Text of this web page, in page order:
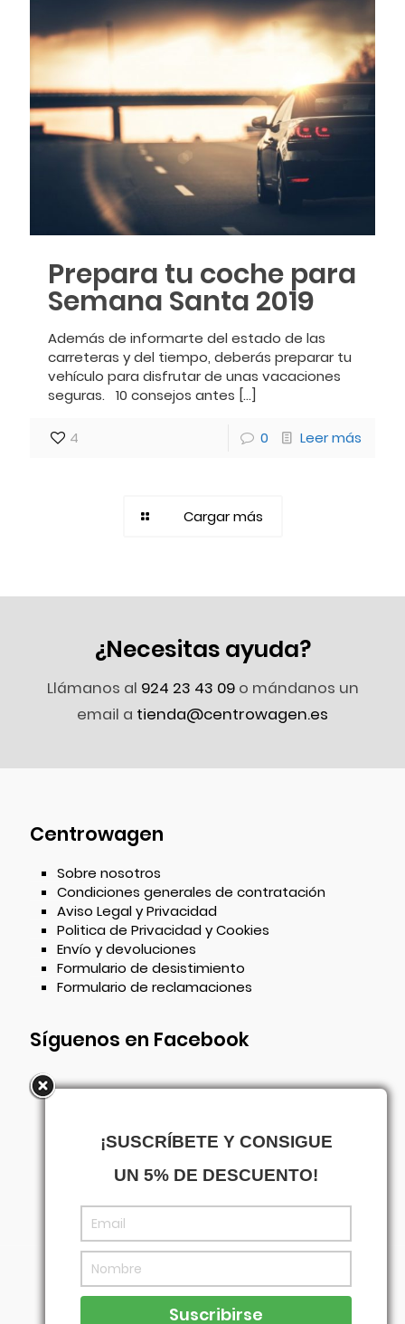
Prepara tu coche para
Semana Santa 2019
Además de informarte del estado de las
carreteras y del tiempo, deberás preparar tu
vehículo para disfrutar de unas vacaciones
seguras. 10 consejos antes […]
4 0 Leer más
Cargar más
¿Necesitas ayuda?
Llámanos al 924 23 43 09o mándanos un
email a tienda@centrowagen.es
Centrowagen
Sobre nosotros
Condiciones generales de contratación
Aviso Legal y Privacidad
Politica de Privacidad y Cookies
Envío y devoluciones
Formulario de desistimiento
Formulario de reclamaciones
Síguenos en Facebook
¡SUSCRÍBETE Y CONSIGUE
UN 5% DE DESCUENTO!